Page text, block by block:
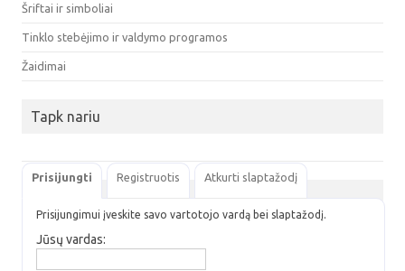
Šriftai ir simboliai
Tinklo stebėjimo ir valdymo programos
Žaidimai
Tapk nariu
Prisijungti Registruotis Atkurti slaptažodį
Prisijungimui įveskite savo vartotojo vardą bei slaptažodį.
Jūsų vardas: